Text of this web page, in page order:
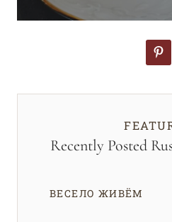
Recently Posted
ВЕСЕЛО ЖИВЁМ